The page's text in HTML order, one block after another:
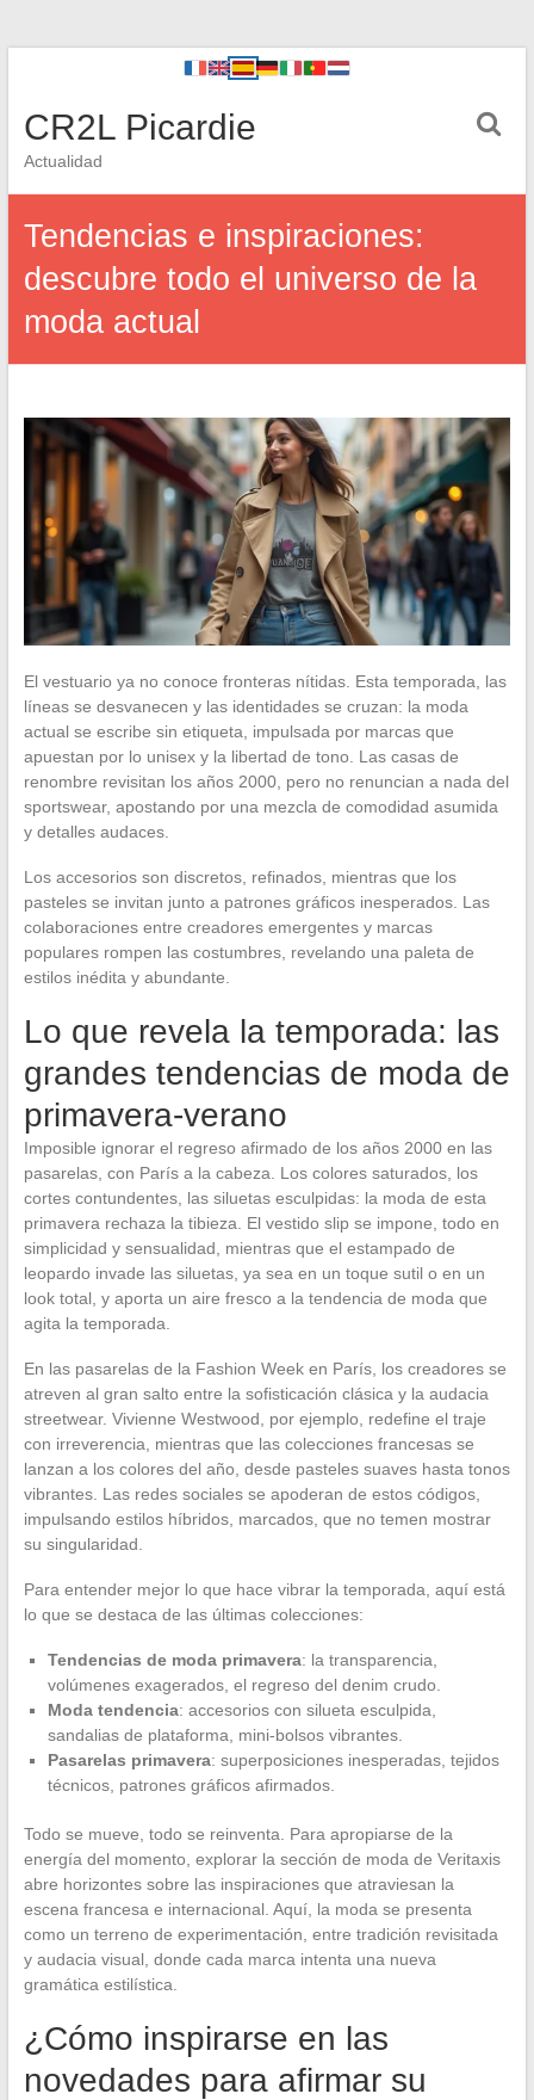
CR2L Picardie
Actualidad
Tendencias e inspiraciones:
descubre todo el universo de la
moda actual
El vestuario ya no conoce fronteras nítidas. Esta temporada, las
líneas se desvanecen y las identidades se cruzan: la moda
actual se escribe sin etiqueta, impulsada por marcas que
apuestan por lo unisex y la libertad de tono. Las casas de
renombre revisitan los años 2000, pero no renuncian a nada del
sportswear, apostando por una mezcla de comodidad asumida
y detalles audaces.
Los accesorios son discretos, refinados, mientras que los
pasteles se invitan junto a patrones gráficos inesperados. Las
colaboraciones entre creadores emergentes y marcas
populares rompen las costumbres, revelando una paleta de
estilos inédita y abundante.
Lo que revela la temporada: las
grandes tendencias de moda de
primavera-verano
Imposible ignorar el regreso afirmado de los años 2000 en las
pasarelas, con París a la cabeza. Los colores saturados, los
cortes contundentes, las siluetas esculpidas: la moda de esta
primavera rechaza la tibieza. El vestido slip se impone, todo en
simplicidad y sensualidad, mientras que el estampado de
leopardo invade las siluetas, ya sea en un toque sutil o en un
look total, y aporta un aire fresco a la tendencia de moda que
agita la temporada.
En las pasarelas de la Fashion Week en París, los creadores se
atreven al gran salto entre la sofisticación clásica y la audacia
streetwear. Vivienne Westwood, por ejemplo, redefine el traje
con irreverencia, mientras que las colecciones francesas se
lanzan a los colores del año, desde pasteles suaves hasta tonos
vibrantes. Las redes sociales se apoderan de estos códigos,
impulsando estilos híbridos, marcados, que no temen mostrar
su singularidad.
Para entender mejor lo que hace vibrar la temporada, aquí está
lo que se destaca de las últimas colecciones:
Tendencias de moda primavera: la transparencia,
volúmenes exagerados, el regreso del denim crudo.
Moda tendencia: accesorios con silueta esculpida,
sandalias de plataforma, mini-bolsos vibrantes.
Pasarelas primavera: superposiciones inesperadas, tejidos
técnicos, patrones gráficos afirmados.
Todo se mueve, todo se reinventa. Para apropiarse de la
energía del momento, explorar la sección de moda de Veritaxis
abre horizontes sobre las inspiraciones que atraviesan la
escena francesa e internacional. Aquí, la moda se presenta
como un terreno de experimentación, entre tradición revisitada
y audacia visual, donde cada marca intenta una nueva
gramática estilística.
¿Cómo inspirarse en las
novedades para afirmar su